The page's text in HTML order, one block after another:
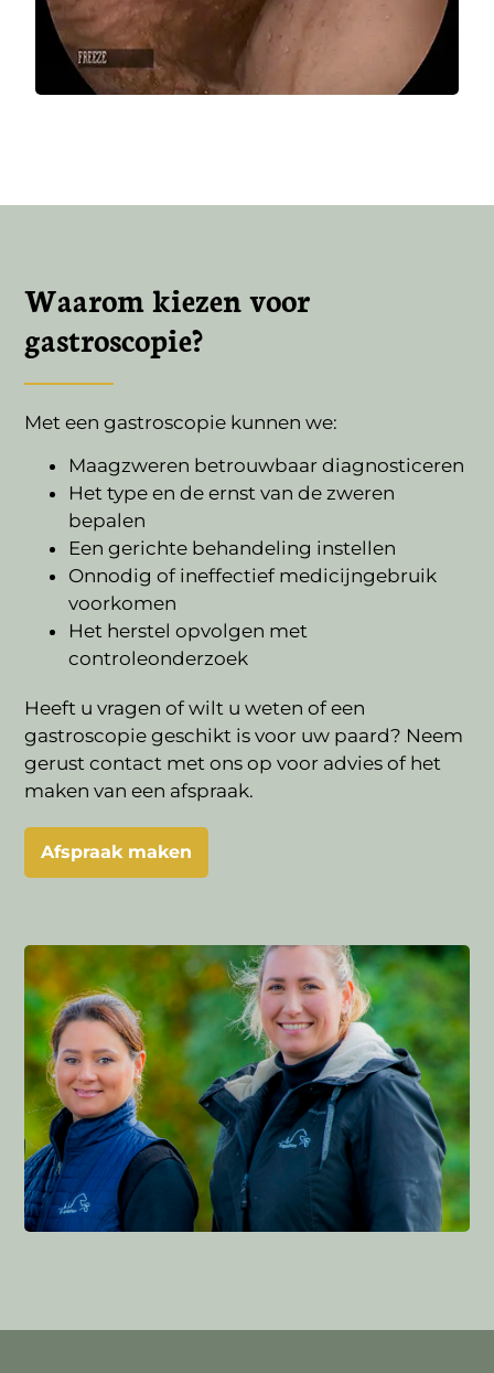
Waarom kiezen voor
gastroscopie?
Met een gastroscopie kunnen we:
Maagzweren betrouwbaar diagnosticeren
Het type en de ernst van de zweren
bepalen
Een gerichte behandeling instellen
Onnodig of ineffectief medicijngebruik
voorkomen
Het herstel opvolgen met
controleonderzoek
Heeft u vragen of wilt u weten of een
gastroscopie geschikt is voor uw paard? Neem
gerust contact met ons op voor advies of het
maken van een afspraak.
Afspraak maken